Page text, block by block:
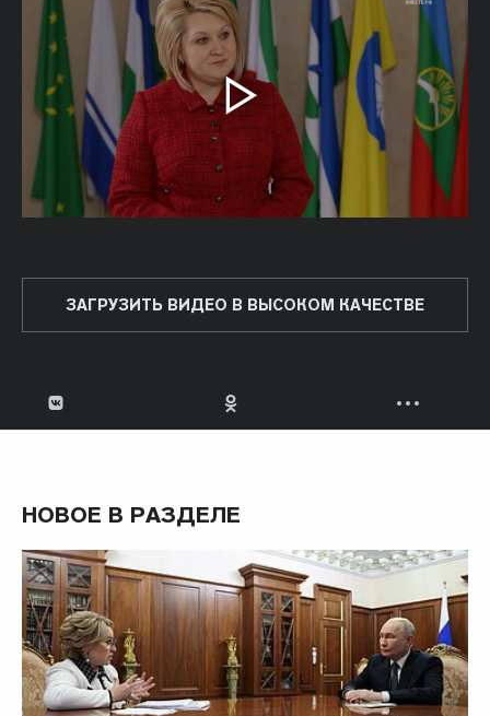
ЗАГРУЗИТЬ ВИДЕО В ВЫСОКОМ КАЧЕСТВЕ
НОВОЕ В РАЗДЕЛЕ